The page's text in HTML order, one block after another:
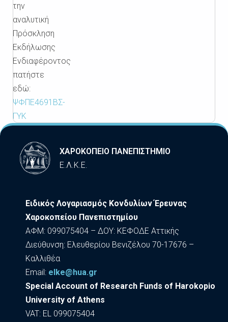
την
αναλυτική
Πρόσκληση
Εκδήλωσης
Ενδιαφέροντος
πατήστε
εδώ:
ΨΦΠΕ4691ΒΣ-
ΓΥΚ
ΧΑΡΟΚΟΠΕΙΟ ΠΑΝΕΠΙΣΤΗΜΙΟ
Ε.Λ.Κ.Ε.
Ειδικός Λογαριασμός Κονδυλίων Έρευνας
Χαροκοπείου Πανεπιστημίου
ΑΦΜ: 099075404 – ΔΟΥ: ΚΕΦΟΔΕ Αττικής
Διεύθυνση: Ελευθερίου Βενιζέλου 70-17676 –
Καλλιθέα
Εmail: elke@hua.gr
Special Account of Research Funds of Harokopio
University of Athens
VAT: EL 099075404